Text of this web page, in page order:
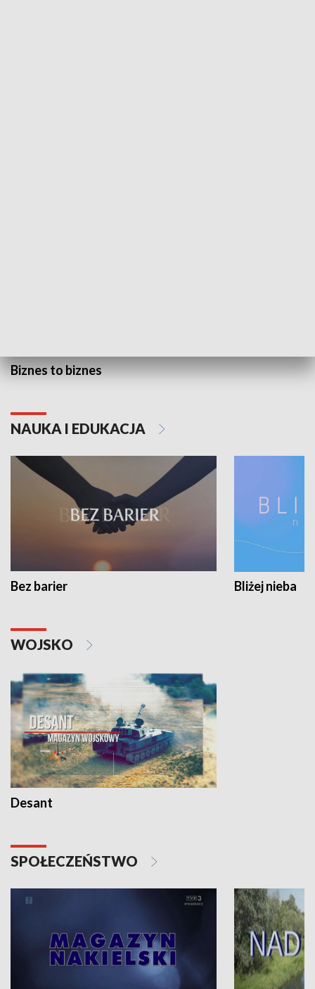
Biznes to biznes
NAUKA I EDUKACJA
Bez barier Bliżej nieba
WOJSKO
Desant
SPOŁECZEŃSTWO